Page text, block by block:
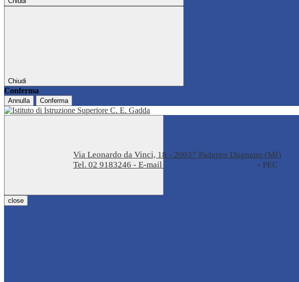
Chiudi
Conferma
Annulla Conferma
Via Leonardo da Vinci, 18 - 20037 Paderno Dugnano (MI)
Tel. 02 9183246 - E-mail
- PEC
close